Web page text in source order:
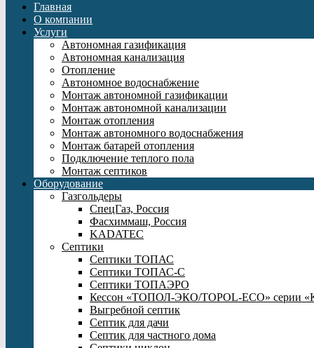
Главная
О компании
Услуги
Автономная газификация
Автономная канализация
Отопление
Автономное водоснабжение
Монтаж автономной газификации
Монтаж автономной канализации
Монтаж отопления
Монтаж автономного водоснабжения
Монтаж батарей отопления
Подключение теплого пола
Монтаж септиков
Оборудование
Газгольдеры
СпецГаз, Россия
Фасхиммаш, Россия
KADATEC
Септики
Септики ТОПАС
Септики ТОПАС-С
Септики ТОПАЭРО
Кессон «ТОПОЛ-ЭКО/TOPOL-ECO» серии
Выгребной септик
Септик для дачи
Септик для частного дома